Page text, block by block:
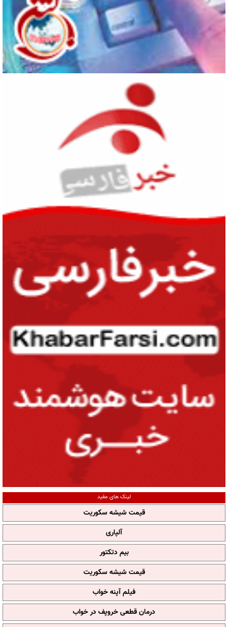
لینک های مفید
قیمت شیشه سکوریت
آلپاری
بیم دتکتور
قیمت شیشه سکوریت
فیلم آپنه خواب
درمان قطعی خروپف در خواب